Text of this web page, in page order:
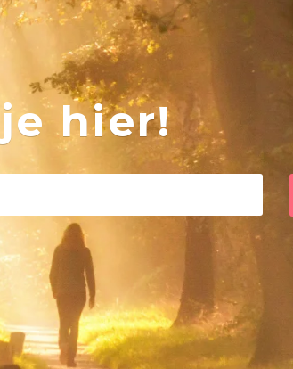
hier!